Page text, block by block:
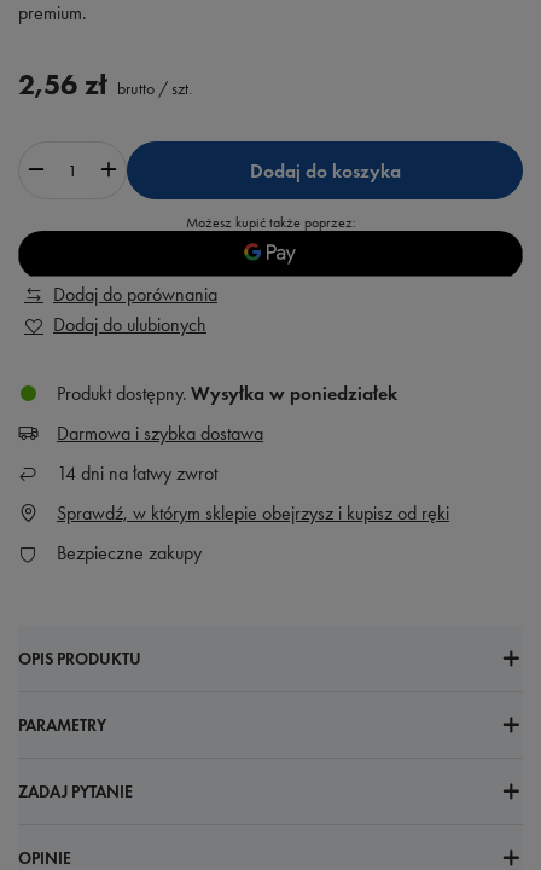
premium.
2,56 zł brutto / szt.
Dodaj do koszyka
Możesz kupić także poprzez:
Dodaj do porównania
Dodaj do ulubionych
Produkt dostępny Wysyłka w poniedziałek
Darmowa i szybka dostawa
14 dni na łatwy zwrot
Sprawdź, w którym sklepie obejrzysz i kupisz od ręki
Bezpieczne zakupy
OPIS PRODUKTU
PARAMETRY
ZADAJ PYTANIE
OPINIE